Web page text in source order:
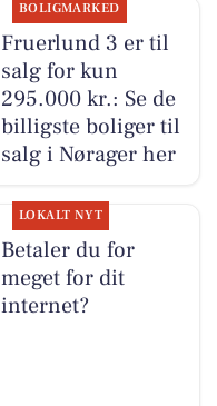
BOLIGMARKED
Fruerlund 3 er til
salg for kun
295.000 kr.: Se de
billigste boliger til
salg i Nørager her
LOKALT NYT
Betaler du for
meget for dit
internet?